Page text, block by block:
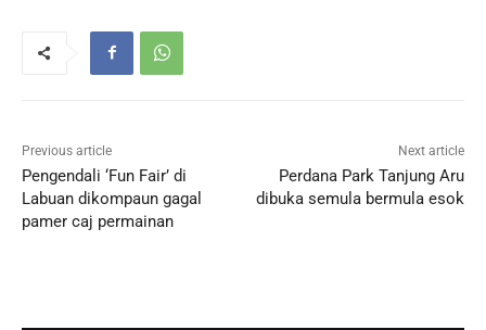
Previous article
Pengendali ‘Fun Fair’ di
Labuan dikompaun gagal
pamer caj permainan
Next article
Perdana Park Tanjung Aru
dibuka semula bermula esok